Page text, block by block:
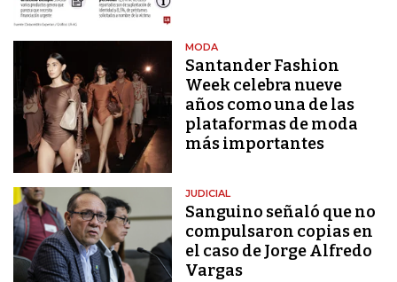
MODA
Santander Fashion
Week celebra nueve
años como una de las
plataformas de moda
más importantes
JUDICIAL
Sanguino señaló que no
compulsaron copias en
el caso de Jorge Alfredo
Vargas